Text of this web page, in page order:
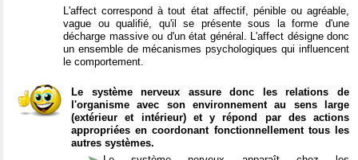
L'affect correspond à tout état affectif, pénible ou agréable,
vague ou qualifié, qu'il se présente sous la forme d'une
décharge massive ou d'un état général. L'affect désigne donc
un ensemble de mécanismes psychologiques qui influencent
le comportement.
Le système nerveux assure donc les relations de
l'organisme avec son environnement au sens large
(extérieur et intérieur) et y répond par des actions
appropriées en coordonant fonctionnellement tous les
autres systèmes.